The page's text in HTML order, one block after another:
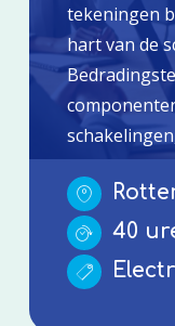
tekeningen
hart van de
40